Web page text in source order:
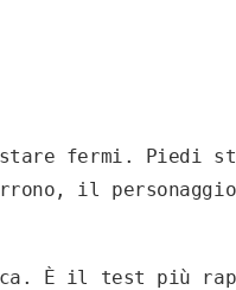
fermi. Piedi
il
È il test più